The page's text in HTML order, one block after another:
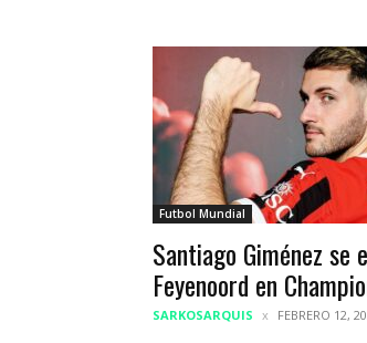
Futbol Mundial
Santiago Giménez se
Feyenoord en
SARKOSARQUIS FEBRERO 12,